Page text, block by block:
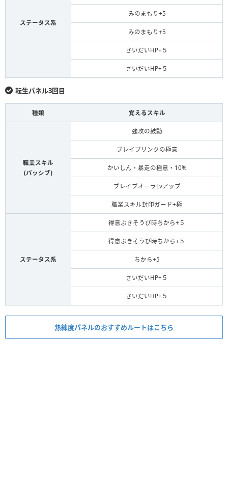
ステータス系
みのまもり+5
みのまもり+5
さいだいHP+５
さいだいHP+５
転生パネル3回目
種類 覚えるスキル
職業スキル
(パッシブ)
強攻の鼓動
ブレイブリンクの極意
かいしん・暴走の極意・10%
ブレイブオーラLvアップ
職業スキル封印ガード+極
ステータス系
得意ぶきそうび時ちから+５
得意ぶきそうび時ちから+５
ちから+5
さいだいHP+５
さいだいHP+５
熟練度パネルのおすすめルートはこちら